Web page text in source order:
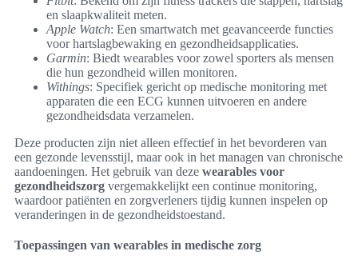
en slaapkwaliteit meten.
Apple Watch: Een smartwatch met geavanceerde functies
voor hartslagbewaking en gezondheidsapplicaties.
Garmin: Biedt wearables voor zowel sporters als mensen
die hun gezondheid willen monitoren.
Withings: Specifiek gericht op medische monitoring met
apparaten die een ECG kunnen uitvoeren en andere
gezondheidsdata verzamelen.
Deze producten zijn niet alleen effectief in het bevorderen van
een gezonde levensstijl, maar ook in het managen van chronische
aandoeningen. Het gebruik van deze wearables voor
gezondheidszorg vergemakkelijkt een continue monitoring,
waardoor patiënten en zorgverleners tijdig kunnen inspelen op
veranderingen in de gezondheidstoestand.
Toepassingen van wearables in medische zorg